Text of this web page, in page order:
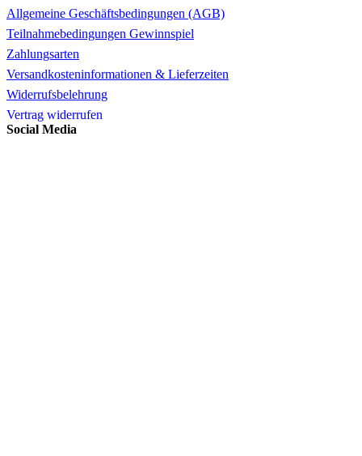
Allgemeine Geschäftsbedingungen (AGB)
Teilnahmebedingungen Gewinnspiel
Zahlungsarten
Versandkosteninformationen & Lieferzeiten
Widerrufsbelehrung
Vertrag widerrufen
Social Media